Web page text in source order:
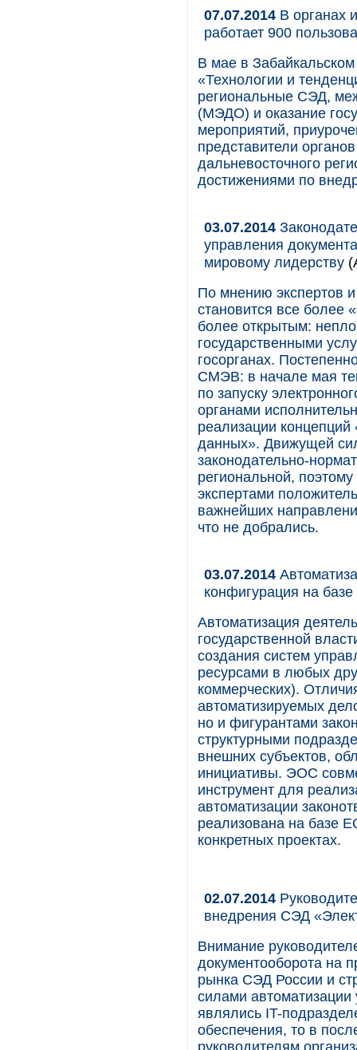
07.07.2014 В органах
работает 900
В мае в
«Технологии и
региональные СЭД,
(МЭДО) и оказание
мероприятий,
представители
дальневосточного
достижениями по
03.07.2014
управления
мировому лидерству
По мнению экспертов
становится все более
более открытым:
государственными
госорганах.
СМЭВ: в начале мая
по запуску
органами
реализации концепций
данных». Движущей
законодательно-
региональной,
экспертами
важнейших
что не добрались.
03.07.2014
конфигурация на
Автоматизация
государственной
создания систем
ресурсами в любых
коммерческих).
автоматизируемых
но и фигурантами
структурными
внешних субъектов,
инициативы. ЭОС
инструмент для
автоматизации
реализована на базе
конкретных проектах.
02.07.2014
внедрения СЭД
Внимание
документооборота на
рынка СЭД России и
силами
являлись IT-
обеспечения, то в
руководителям